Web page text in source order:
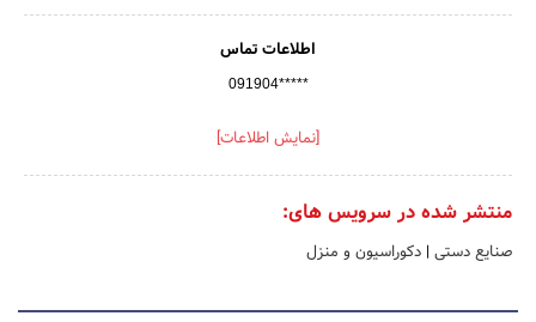
اطلاعات تماس
091904*****
[نمایش اطلاعات]
منتشر شده در سرویس های:
صنایع دستی | دکوراسیون و منزل